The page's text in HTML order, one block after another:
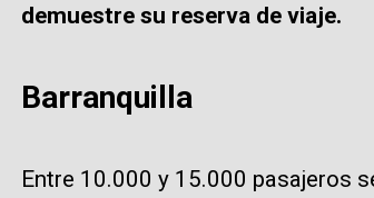
demuestre su reserva de viaje.
Barranquilla
Entre 10.000 y 15.000 pasajeros